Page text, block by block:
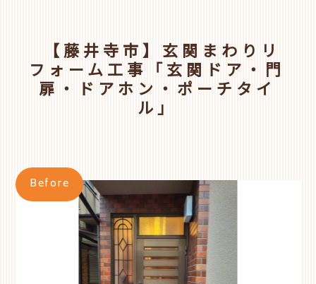
【藤井寺市】玄関まわりリ
フォーム工事「玄関ドア・門
扉・ドアホン・ポーチタイ
ル」
Before